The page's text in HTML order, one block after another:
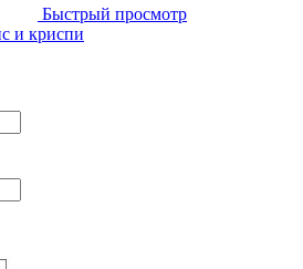
Быстрый просмотр
и криспи